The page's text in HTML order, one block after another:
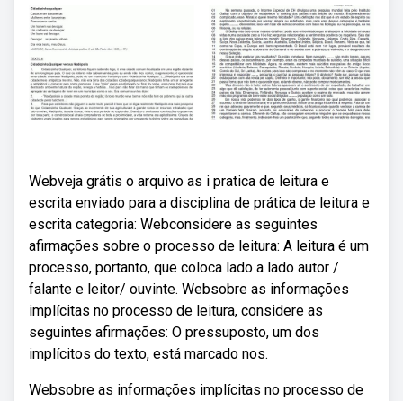
Webveja grátis o arquivo as i pratica de leitura e
escrita enviado para a disciplina de prática de leitura e
escrita categoria: Webconsidere as seguintes
afirmações sobre o processo de leitura: A leitura é um
processo, portanto, que coloca lado a lado autor /
falante e leitor/ ouvinte. Websobre as informações
implícitas no processo de leitura, considere as
seguintes afirmações: O pressuposto, um dos
implícitos do texto, está marcado nos.
Websobre as informações implícitas no processo de